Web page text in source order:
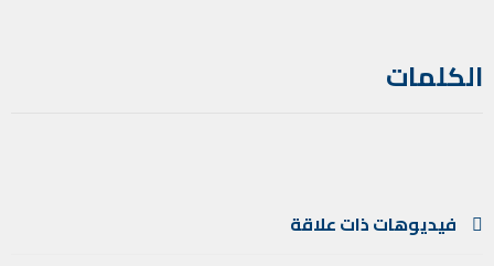
الكلمات
فيديوهات ذات علاقة